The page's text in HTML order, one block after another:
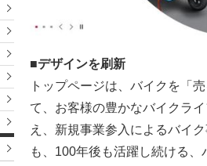
■デザインを刷新
トップページは、バイクを「
て、お客様の豊かなバイクラ
え、新規事業参入によるバイ
も、100年後も活躍し続ける